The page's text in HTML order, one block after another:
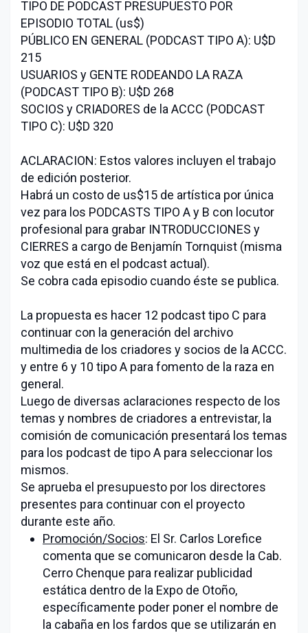
TIPO DE PODCAST PRESUPUESTO POR
EPISODIO TOTAL (us$)
PÚBLICO EN GENERAL (PODCAST TIPO A): U$D
215
USUARIOS y GENTE RODEANDO LA RAZA
(PODCAST TIPO B): U$D 268
SOCIOS y CRIADORES de la ACCC (PODCAST
TIPO C): U$D 320
ACLARACION: Estos valores incluyen el trabajo
de edición posterior.
Habrá un costo de us$15 de artística por única
vez para los PODCASTS TIPO A y B con locutor
profesional para grabar INTRODUCCIONES y
CIERRES a cargo de Benjamín Tornquist (misma
voz que está en el podcast actual).
Se cobra cada episodio cuando éste se publica.
La propuesta es hacer 12 podcast tipo C para
continuar con la generación del archivo
multimedia de los criadores y socios de la ACCC.
y entre 6 y 10 tipo A para fomento de la raza en
general.
Luego de diversas aclaraciones respecto de los
temas y nombres de criadores a entrevistar, la
comisión de comunicación presentará los temas
para los podcast de tipo A para seleccionar los
mismos.
Se aprueba el presupuesto por los directores
presentes para continuar con el proyecto
durante este año.
Promoción/Socios: El Sr. Carlos Lorefice
comenta que se comunicaron desde la Cab.
Cerro Chenque para realizar publicidad
estática dentro de la Expo de Otoño,
específicamente poder poner el nombre de
la cabaña en los fardos que se utilizarán en